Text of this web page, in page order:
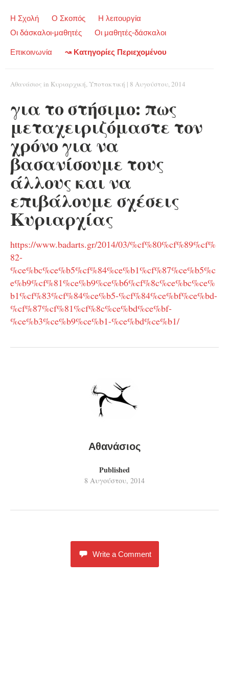
Η Σχολή Ο Σκοπός
Η λειτουργία
Οι δάσκαλοι-μαθητές
Οι μαθητές-δάσκαλοι
Επικοινωνία ↝ Κατηγορίες Περιεχομένου
Αθανάσιος in Κυριαρχική,Υποτακτική | 8 Αυγούστου, 2014
για το στήσιμο: πως
μεταχειριζόμαστε τον
χρόνο για να
βασανίσουμε τους
άλλους και να
επιβάλουμε σχέσεις
Κυριαρχίας
https://www.badarts.gr/2014/03/%cf%80%cf%89%cf%
82-
%ce%bc%ce%b5%cf%84%ce%b1%cf%87%ce%b5%c
e%b9%cf%81%ce%b9%ce%b6%cf%8c%ce%bc%ce%
b1%cf%83%cf%84%ce%b5-%cf%84%ce%bf%ce%bd-
%cf%87%cf%81%cf%8c%ce%bd%ce%bf-
%ce%b3%ce%b9%ce%b1-%ce%bd%ce%b1/
Αθανάσιος
Published
8 Αυγούστου, 2014
Write a Comment